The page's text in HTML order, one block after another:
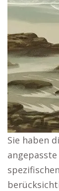
Sie haben